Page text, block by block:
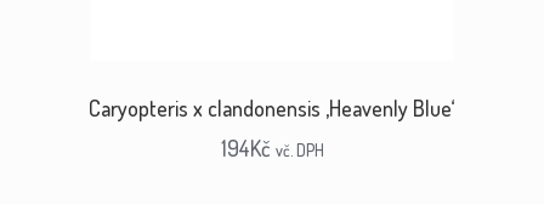
Caryopteris x clandonensis ‚Heavenly Blue‘
194Kč vč. DPH